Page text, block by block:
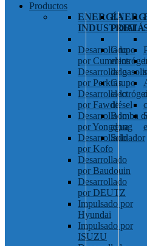
Productos
ENERGÍA
INDUSTRIAL
Desarrollado
por Cummins
Desarrollado
por Perkins
Desarrollado
por Fawde
Desarrollado
por Yongdong
Desarrollado
por Kofo
Desarrollado
por Baudouin
Desarrollado
por DEUTZ
Impulsado por
Hyundai
Impulsado por
ISUZU
Grupo
de
Grupo
diésel
Bomba
agua
Soldador